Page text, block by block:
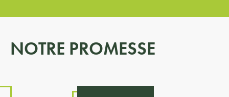
NOTRE PROMESSE